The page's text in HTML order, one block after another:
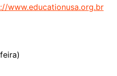
www.educationusa.org.br